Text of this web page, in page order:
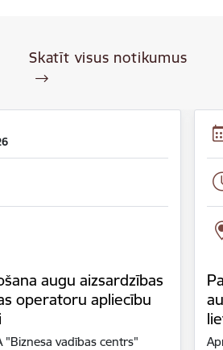
Skatīt visus notikumus
augu aizsardzības
operatoru apliecību
"Biznesa vadības centrs"